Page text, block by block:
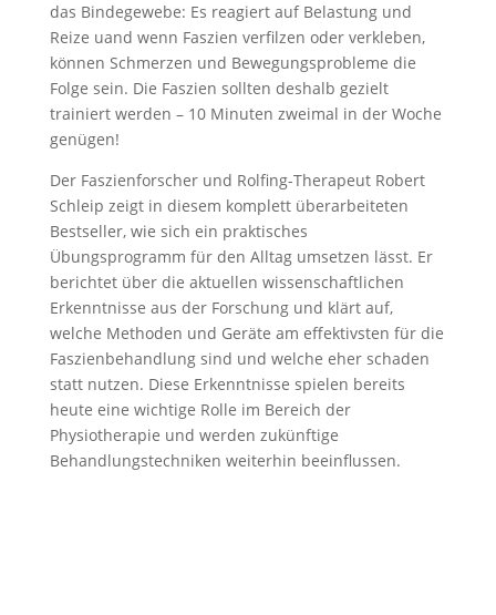
das Bindegewebe: Es reagiert auf Belastung und
Reize uand wenn Faszien verfilzen oder verkleben,
können Schmerzen und Bewegungsprobleme die
Folge sein. Die Faszien sollten deshalb gezielt
trainiert werden – 10 Minuten zweimal in der Woche
genügen!
Der Faszienforscher und Rolfing-Therapeut Robert
Schleip zeigt in diesem komplett überarbeiteten
Bestseller, wie sich ein praktisches
Übungsprogramm für den Alltag umsetzen lässt. Er
berichtet über die aktuellen wissenschaftlichen
Erkenntnisse aus der Forschung und klärt auf,
welche Methoden und Geräte am effektivsten für die
Faszienbehandlung sind und welche eher schaden
statt nutzen. Diese Erkenntnisse spielen bereits
heute eine wichtige Rolle im Bereich der
Physiotherapie und werden zukünftige
Behandlungstechniken weiterhin beeinflussen.